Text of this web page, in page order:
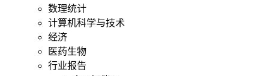
数理统计
计算机科学与技术
经济
医药生物
行业报告